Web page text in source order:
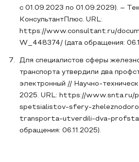
с 01.09.2023 по 01.09.2029). –
КонсультантПлюс. URL:
https://www.consultant.ru/
W_448374/ (дата обращения:
Для специалистов сферы
транспорта утвердили два
электронный // Научно-
2025. URL: https://www.snta.ru/
spetsialistov-sfery-
transporta-utverdili-dva-
обращения: 06.11.2025).